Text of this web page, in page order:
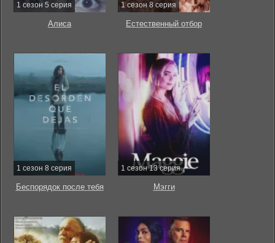
1 сезон 5 серия
Алиса
1 сезон 8 серия
Естественный отбор
1 сезон 8 серия
Беспорядок после тебя
1 сезон 13 серия
Мэгги